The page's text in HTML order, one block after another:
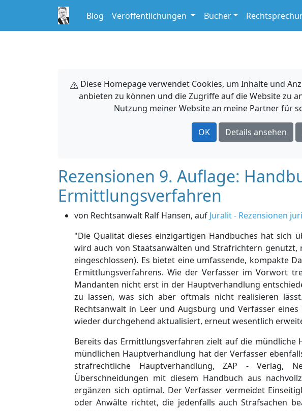
Blog Veröffentlichungen Bücher
Diese Homepage verwendet Cookies, um Inhalte und
anbieten zu können und die Zugriffe auf die Website zu
Nutzung meiner Website an meine Partner für
OK Details ansehen
Rezensionen 9. Auflage:
Ermittlungsverfahren
von Rechtsanwalt Ralf Hansen, auf Juralit - Rezensionen
"Die Qualität dieses einzigartigen Handbuches hat sich
wird auch von Staatsanwälten und Strafrichtern
eingeschlossen). Es bietet eine umfassende, kompakte
Ermittlungsverfahrens. Wie der Verfasser im Vorwort
Mandanten nicht erst in der Hauptverhandlung
zu lassen, was sich aber oftmals nicht realisieren
Rechtsanwalt in Leer und Augsburg und Verfasser
wieder durchgehend aktualisiert, erneut wesentlich
Bereits das Ermittlungsverfahren zielt auf die
mündlichen Hauptverhandlung hat der Verfasser
strafrechtliche Hauptverhandlung, ZAP - Verlag,
Überschneidungen mit diesem Handbuch aus
ergänzen sich optimal. Der Verfasser vermeidet
oder Anwälte richtet, die jedenfalls auch Strafsachen